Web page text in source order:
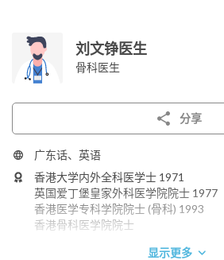
刘文铮医生
骨科医生
分享
广东话、英语
香港大学内外全科医学士 1971
英国爱丁堡皇家外科医学院院士 1977
香港医学专科学院院士 (骨科) 1993
香港骨科医学院院士
显示更多